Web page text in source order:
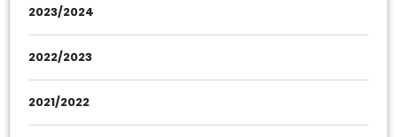
2023/2024
2022/2023
2021/2022